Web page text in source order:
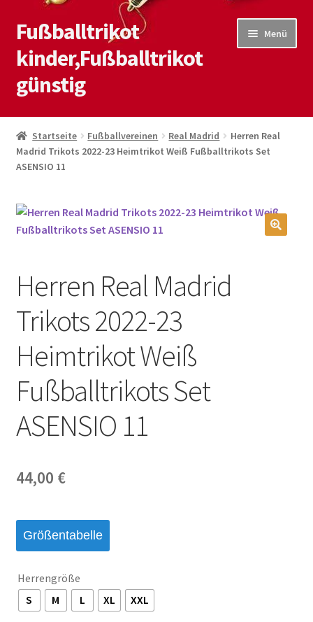
Zur
Navigation
springen
Zum
Inhalt
springen
Fußballtrikot
kinder,Fußballtrikot
günstig
Menü
Start
Blog
Kontaktiere uns
Shop
Startseite Fußballvereinen Real Madrid
Herren Real
Madrid Trikots 2022-23 Heimtrikot Weiß Fußballtrikots Set
ASENSIO 11
Herren Real Madrid
Trikots 2022-23
Heimtrikot Weiß
Fußballtrikots Set
ASENSIO 11
44,00 €
Größentabelle
Herrengröße
S
M L XL XXL